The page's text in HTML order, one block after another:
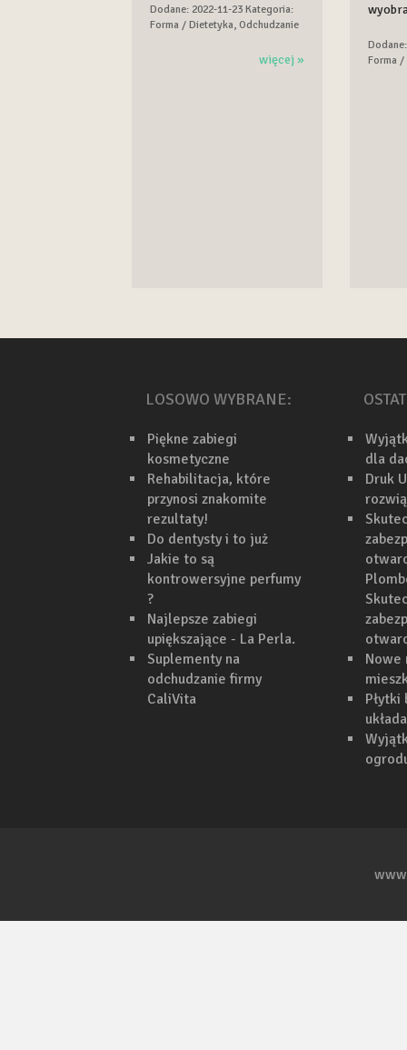
Dodane: 2022-11-23 Kategoria:
Forma / Dietetyka, Odchudzanie
więcej »
Forma
LOSOWO WYBRANE:
Piękne zabiegi
kosmetyczne
Rehabilitacja, które
przynosi znakomite
rezultaty!
Do dentysty i to już
Jakie to są
kontrowersyjne perfumy
?
Najlepsze zabiegi
upiększające - La Perla.
Suplementy na
odchudzanie firmy
CaliVita
dla
Druk
Nowe